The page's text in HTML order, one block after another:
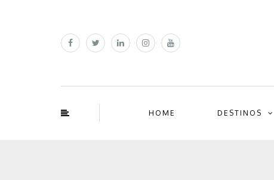
HOME DESTINOS